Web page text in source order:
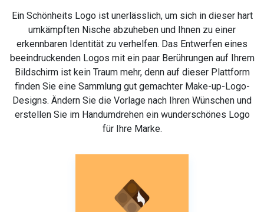
Ein Schönheits Logo ist unerlässlich, um sich in dieser hart
umkämpften Nische abzuheben und Ihnen zu einer
erkennbaren Identität zu verhelfen. Das Entwerfen eines
beeindruckenden Logos mit ein paar Berührungen auf Ihrem
Bildschirm ist kein Traum mehr, denn auf dieser Plattform
finden Sie eine Sammlung gut gemachter Make-up-Logo-
Designs. Ändern Sie die Vorlage nach Ihren Wünschen und
erstellen Sie im Handumdrehen ein wunderschönes Logo
für Ihre Marke.